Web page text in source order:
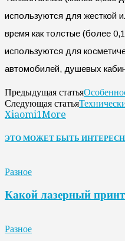
используются для жесткой
время как толстые (более
используются для
автомобилей, душевых
Предыдущая статья
Следующая статья
Xiaomi1More
ЭТО МОЖЕТ БЫТЬ
Разное
Какой лазерный
Разное